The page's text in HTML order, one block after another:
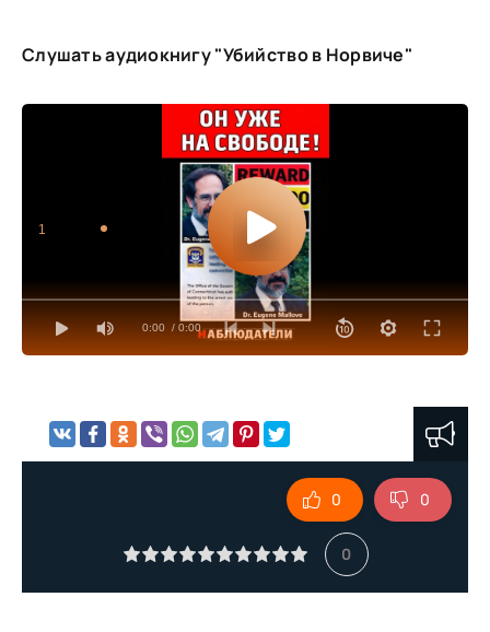
Слушать аудиокнигу "Убийство в Норвиче"
0:00 / 0:00
1
0
0 0